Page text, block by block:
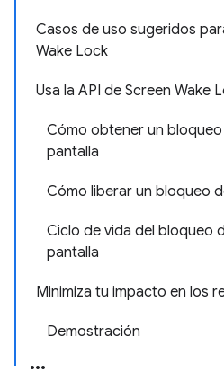
Casos de uso sugeridos
Wake Lock
Usa la API de Screen Wake
Cómo obtener un
pantalla
Cómo liberar un bloqueo
Ciclo de vida del bloqueo
pantalla
Minimiza tu impacto en los
Demostración